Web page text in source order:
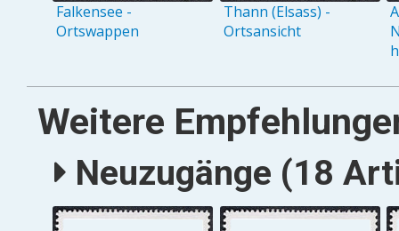
Falkensee -
Ortswappen
Thann (Elsass) -
Ortsansicht
Weitere
Neuzugänge (18